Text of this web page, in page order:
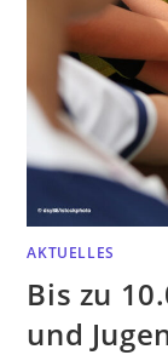
AKTUELLES
Bis zu
und